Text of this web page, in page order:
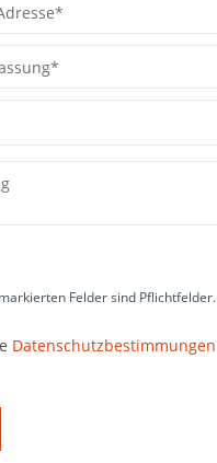
Felder sind Pflichtfelder.
Datenschutzbestimmungen